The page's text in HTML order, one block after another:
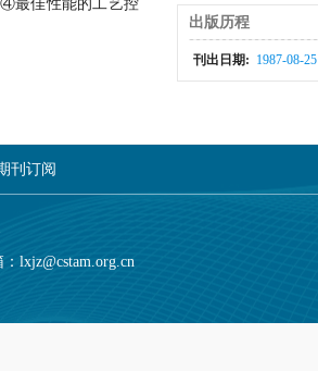
最佳性能的工艺控
出版历程
刊出日期: 1987-08-25
刊订阅
lxjz@cstam.org.cn